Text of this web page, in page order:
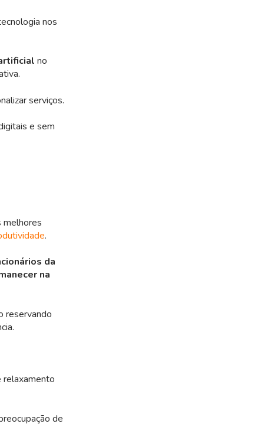
nos
no
serviços.
e sem
melhores
.
da
na
reservando
relaxamento
de